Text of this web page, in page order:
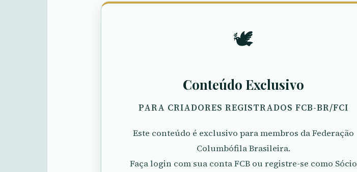
🕊️
Conteúdo Exclusivo
PARA CRIADORES REGISTRADOS FCB-BR/FCI
Este conteúdo é exclusivo para membros da Federação
Columbófila Brasileira.
Faça login com sua conta FCB ou registre-se como Sócio